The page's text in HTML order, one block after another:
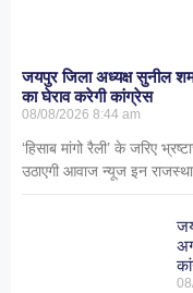
जयपुर जिला अध्यक्ष सुनील
का घेराव करेगी कांग्रेस
08/08/2026 8:44 am
‘हिसाब मांगो रैली’ के जरिए
उठाएगी आवाज न्यूज इन